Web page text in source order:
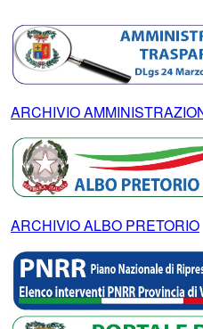
ARCHIVIO
ARCHIVIO ALBO PRETORIO